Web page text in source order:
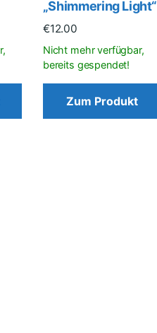
„Shimmering Light“
€12.00
Zum Produkt